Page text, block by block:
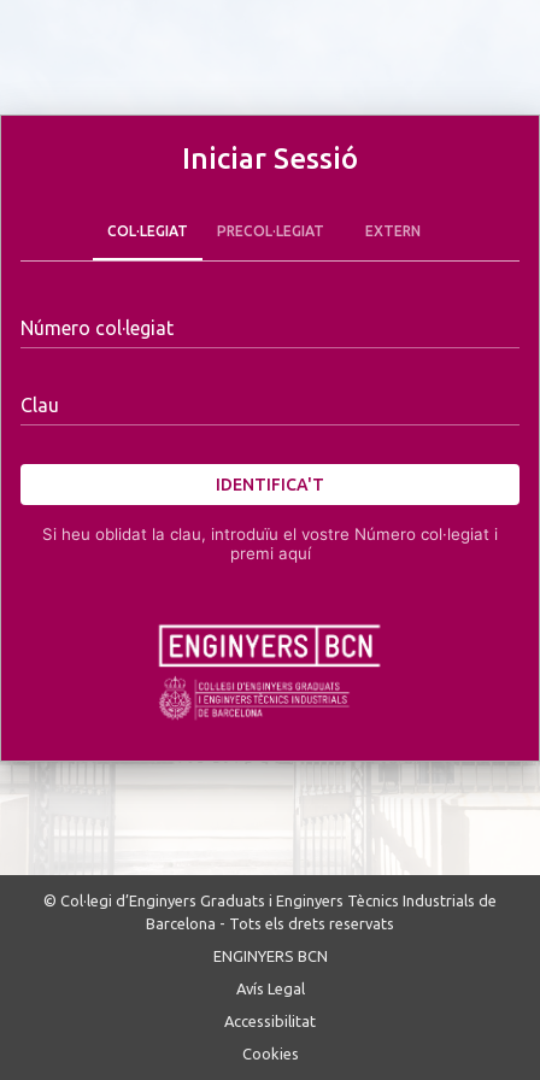
Iniciar Sessió
COL·LEGIAT PRECOL·LEGIAT EXTERN
Número col·legiat
Clau
IDENTIFICA'T
Si heu oblidat la clau, introduïu el vostre Número col·legiat i
premi aquí
© Col·legi d’Enginyers Graduats i Enginyers Tècnics Industrials de
Barcelona - Tots els drets reservats
ENGINYERS BCN
Avís Legal
Accessibilitat
Cookies